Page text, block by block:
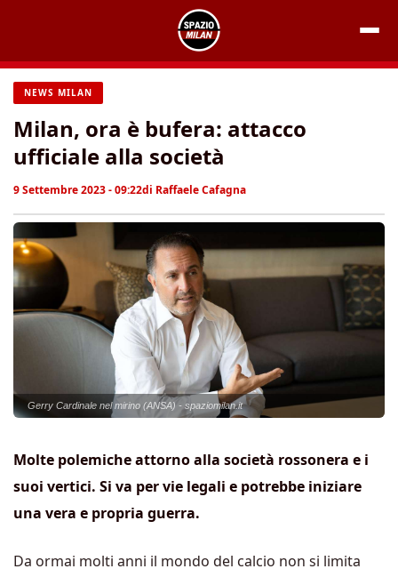
contenuto
NEWS MILAN
Milan, ora è bufera: attacco
ufficiale alla società
9 Settembre 2023 - 09:22di Raffaele Cafagna
Gerry Cardinale nel mirino (ANSA) - spaziomilan.it
Molte polemiche attorno alla società rossonera e i
suoi vertici. Si va per vie legali e potrebbe iniziare
una vera e propria guerra.
Da ormai molti anni il mondo del calcio non si limita